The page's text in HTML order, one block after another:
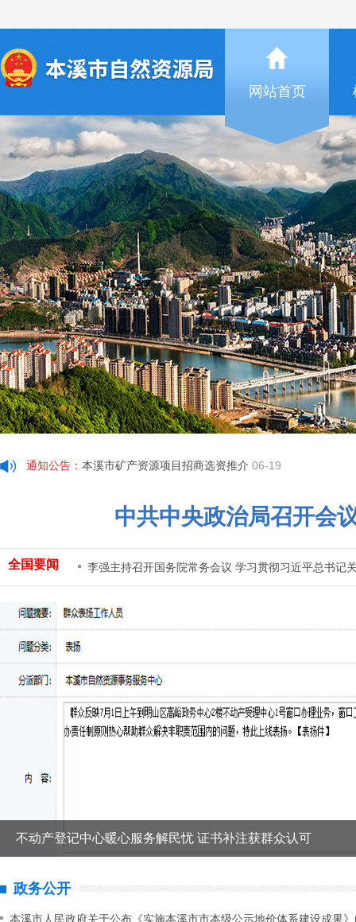
网站首页
通知公告 ：
本溪市矿产资源项目招商选资推介06-19
“原转山煤气大罐用地”方案变更的公示
关于印发《本溪市住宅建筑间距和日照管理技术规定（
本溪三合矿业采矿权出让收益评估报告07-15
本溪三合矿业有限公司采矿权出让收益评估报告公示公
关于临时用地土地复垦验收结果的公告06-24
本溪市自然资源局关于颁发 应天（本溪）意达矿业有
本溪市矿产资源项目招商选资推介06-19
本溪市人民政府关于公布《实施本溪市市本级公示地
“原转山煤气大罐用地”方案变更的公示07-31
关于印发《本溪市住宅建筑间距和日照管理技术规定（
本溪三合矿业采矿权出让收益评估报告07-15
本溪三合矿业有限公司采矿权出让收益评估报告公示公
关于临时用地土地复垦验收结果的公告06-24
本溪市矿产资源项目招商选资推介 06-19
“原转山煤气大罐用地”方案变更的公示 07-31
本溪三合矿业采矿权出让收益评估报告07-15
本溪三合矿业有限公司采矿权出让收益评估报告公示公
关于临时用地土地复垦验收结果的公告
本溪市自然资源局关于颁发 应天（本溪）意达矿业有
中共中央政治局召开会
全国要闻 李强主持召开国务院常务会议 学习贯彻习近平总书记
本溪市召开全市非煤矿山综合整治工作推进会
政务公开
本溪市人民政府关于公布《实施本溪市市本级公示地价体系建设成果